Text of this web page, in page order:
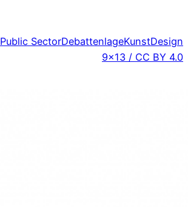
Public SectorDebattenlageKunstDesign
9×13 / CC BY 4.0